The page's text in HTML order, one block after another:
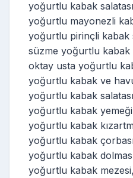
yoğurtlu kabak salatası
yoğurtlu mayonezli
yoğurtlu pirinçli kabak
süzme yoğurtlu kabak
oktay usta yoğurtlu
yoğurtlu kabak ve
yoğurtlu kabak
yoğurtlu kabak
yoğurtlu kabak
yoğurtlu kabak
yoğurtlu kabak
yoğurtlu kabak mezesi,